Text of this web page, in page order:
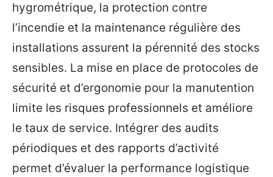
hygrométrique, la protection contre
l’incendie et la maintenance régulière des
installations assurent la pérennité des stocks
sensibles. La mise en place de protocoles de
sécurité et d’ergonomie pour la manutention
limite les risques professionnels et améliore
le taux de service. Intégrer des audits
périodiques et des rapports d’activité
permet d’évaluer la performance logistique